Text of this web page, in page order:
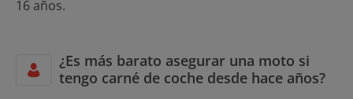
16 años.
¿Es más barato asegurar una moto si
tengo carné de coche desde hace años?